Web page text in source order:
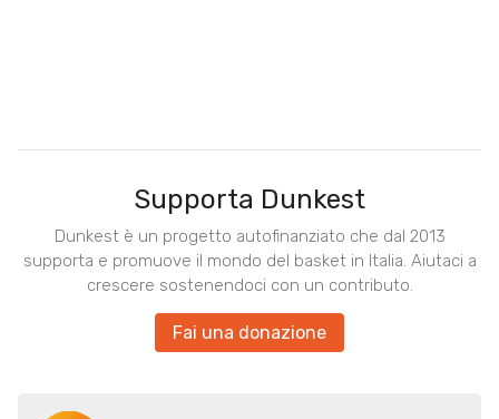
Supporta Dunkest
Dunkest è un progetto autofinanziato che dal 2013
supporta e promuove il mondo del basket in Italia. Aiutaci a
crescere sostenendoci con un contributo.
Fai una donazione